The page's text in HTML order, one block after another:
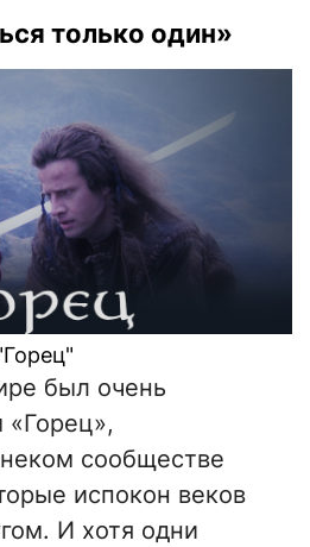
только один»
был очень
сообществе
испокон веков
И хотя одни